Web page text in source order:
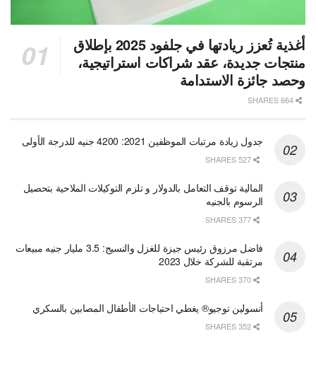
أغذية تُعزز ريادتها في جلفود 2025 بإطلاق
منتجات جديدة، عقد شراكات استراتيجية،
وحصد جائزة الاستدامة
جدول زيادة مرتبات الموظفين 2021: 4200 جنيه للدرجة الأولى
المالية توقف التعامل بالدولار و تلزم التوكيلات الملاحية بتحصيل
الرسوم بالجنيه
فاضل مرزوق رئيس جيزة للغزل والنسيج: 3.5 مليار جنيه مبيعات
مرتقبة للشركة خلال 2023
أنسولين توجيو® يغطي احتياجات الأطفال المصابين بالسكري